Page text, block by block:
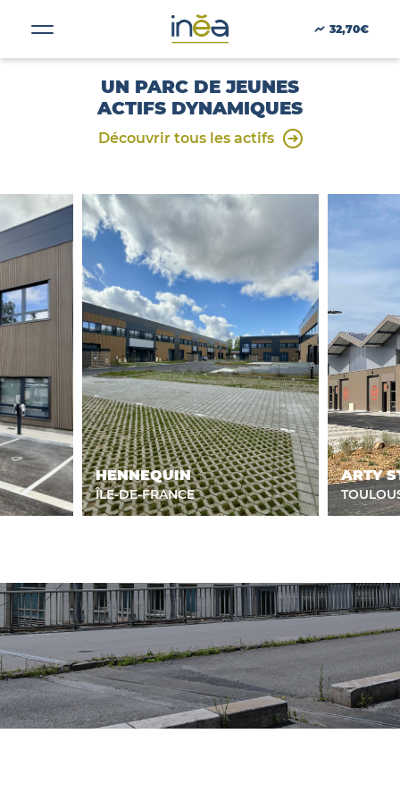
32,70€
ACTUS
INVESTISSEURS
PORTE-DOCUMENTS
GREEN BUILDING
RÉGIONS
ACTIFS
Date d'aquisition :2009
UN PARC DE JEUNES
ACTIFS DYNAMIQUES
Découvrir tous les actifs
HENNEQUIN
ÎLE-DE-FRANCE
ARTY